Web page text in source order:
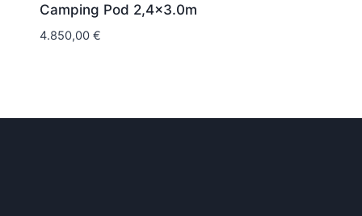
Camping Pod 2,4×3.0m
4.850,00 €